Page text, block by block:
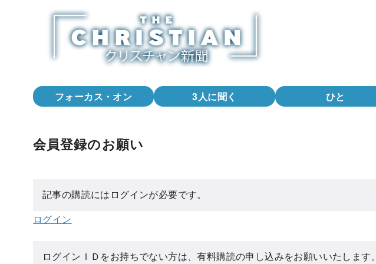
フォーカス・オン 3人に聞く ひと
会員登録のお願い
記事の購読にはログインが必要です。
ログイン
ログインＩＤをお持ちでない方は、有料購読の申し込みをお願いいたします。